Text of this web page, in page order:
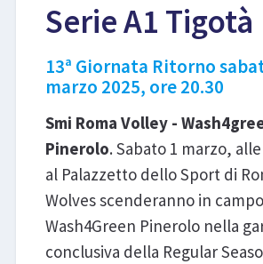
Serie A1 Tigotà
13ª Giornata Ritorno
marzo 2025, ore 20.30
Smi Roma Volley -
Pinerolo. Sabato 1 marzo,
al Palazzetto dello Sport di
Wolves scenderanno in
Wash4Green Pinerolo nella
conclusiva della Regular